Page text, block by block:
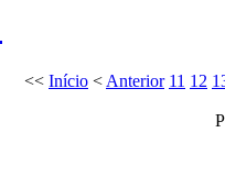
<< Início < Anterior 11 12